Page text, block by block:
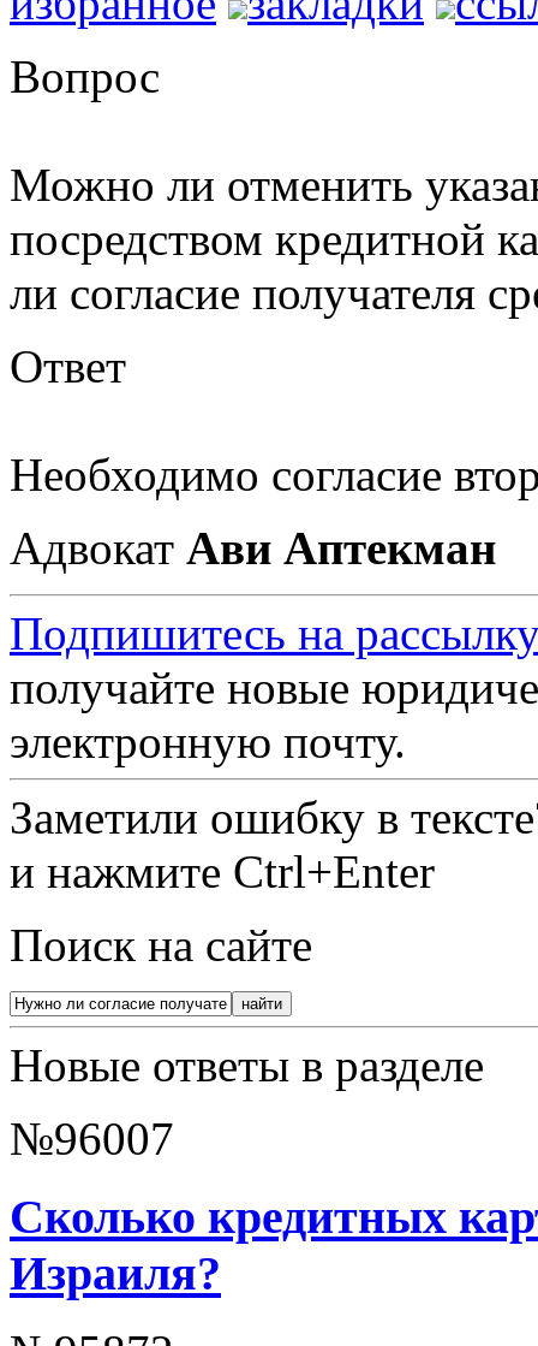
Вопрос
Можно ли отменить
посредством кредитной
ли согласие получателя
Ответ
Необходимо согласие
Адвокат Ави Аптекман
Подпишитесь на
получайте новые
электронную почту.
Заметили ошибку в
и нажмите Ctrl+Enter
Поиск на сайте
Новые ответы в разделе
№96007
Сколько кредитных
Израиля?